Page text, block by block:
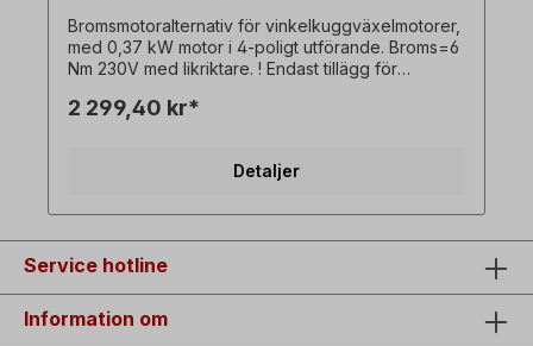
Bromsmotoralternativ för vinkelkuggväxelmotorer,
med 0,37 kW motor i 4-poligt utförande. Broms=6
Nm 230V med likriktare. ! Endast tillägg för
med motsvarande trefasväxelmotor! Alla
2 299,40 kr*
Detaljer
Service hotline
Information om